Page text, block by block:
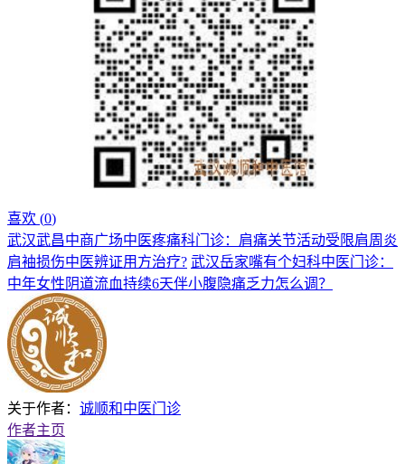
喜欢 (0)
武汉武昌中商广场中医疼痛科门诊：肩痛关节活动受限肩周炎
肩袖损伤中医辨证用方治疗? 武汉岳家嘴有个妇科中医门诊：
中年女性阴道流血持续6天伴小腹隐痛乏力怎么调？
关于作者： 诚顺和中医门诊
作者主页